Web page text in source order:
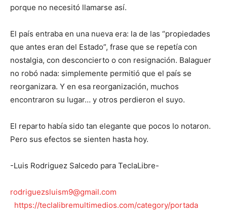
porque no necesitó llamarse así.
El país entraba en una nueva era: la de las “propiedades
que antes eran del Estado”, frase que se repetía con
nostalgia, con desconcierto o con resignación. Balaguer
no robó nada: simplemente permitió que el país se
reorganizara. Y en esa reorganización, muchos
encontraron su lugar… y otros perdieron el suyo.
El reparto había sido tan elegante que pocos lo notaron.
Pero sus efectos se sienten hasta hoy.
-Luis Rodriguez Salcedo para TeclaLibre-
rodriguezsluism9@gmail.com
https://teclalibremultimedios.com/category/portada